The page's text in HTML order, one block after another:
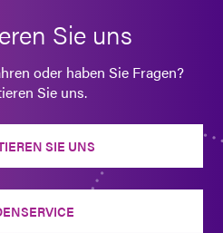
Sie uns
oder haben Sie Fragen?
Sie uns.
SIE UNS